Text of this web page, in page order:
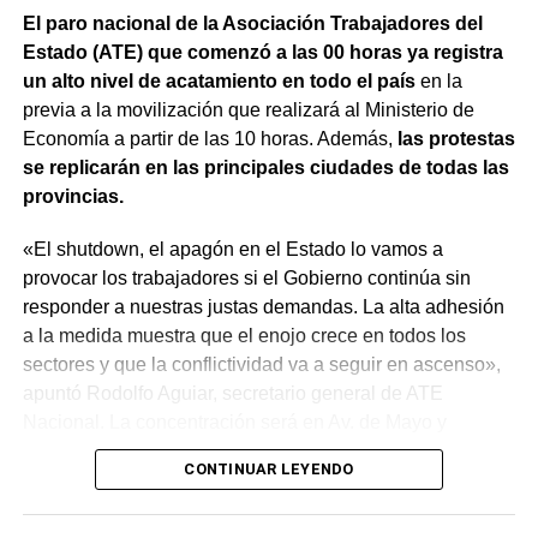
una desregulación de los precios fundamentales para la
vida, como las tarifas de transporte, telefonía celular,
internet, luz y gas. Todo eso produjo una caída del salario
que tiene un impacto directo e indirecto sobre las
mujeres».
«Estamos viviendo una brutal disputa por el tiempo.
fundacionales como la jornada de 8 horas, instalando un
banco de horas flexible, que borra los límites entre lo
personal y lo laboral, debemos recurrir a varios empleos
para poder sostener la vida», dijo Chevalier y subrayó
que «esta pobreza de tiempo impacta de manera
Al abordar la persecución política a sindicalistas y
sindicatos, Biró sostuvo que «el Estado me ha iniciado
El paro nacional de la Asociación Trabajadores del
Estado (ATE) que comenzó a las 00 horas ya registra
un alto nivel de acatamiento en todo el paísen la
previa a la movilización que realizará al Ministerio de
Economía a partir de las 10 horas. Además, las protestas
se replicarán en las principales ciudades de todas las
provincias.
«El shutdown, el apagón en el Estado lo vamos a
provocar los trabajadores si el Gobierno continúa sin
responder a nuestras justas demandas. La alta adhesión
a la medida muestra que el enojo crece en todos los
sectores y que la conflictividad va a seguir en ascenso»,
apuntó Rodolfo Aguiar, secretario general de ATE
Santiago del Estero a partir de las 10.
CONTINUAR LEYENDO